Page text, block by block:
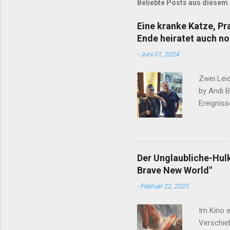
Beliebte Posts aus diesem
Eine kranke Katze,
Ende heiratet auch
-Juni 01, 2024
Zwei
by Andi
was
wieder
Sohn tut
Leser
Der Unglaubliche-
Brave New World"
-Februar 22, 2025
Im Kino